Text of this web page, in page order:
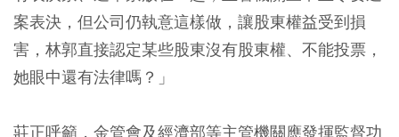
案表決，但公司仍執意這樣做，讓股東權益受到損
害，林郭直接認定某些股東沒有股東權、不能投票，
她眼中還有法律嗎？」
莊正呼籲，金管會及經濟部等主管機關應發揮監督功